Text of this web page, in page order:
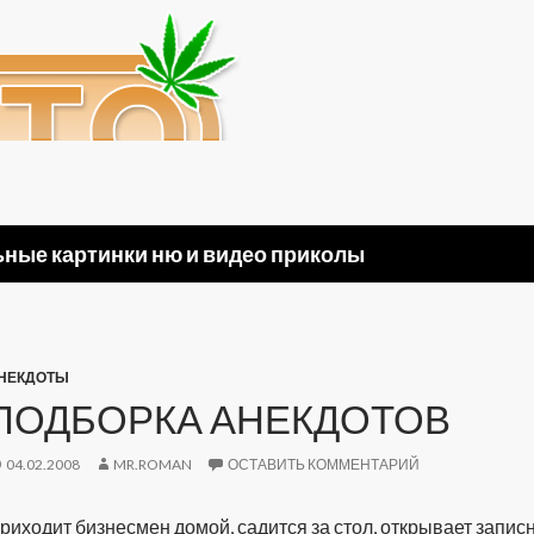
картинки ню и видео приколы
АНЕКДОТОВ
04.02.2008 MR.ROMAN ОСТАВИТЬ КОММЕНТАРИЙ
бизнесмен домой, садится за стол, открывает